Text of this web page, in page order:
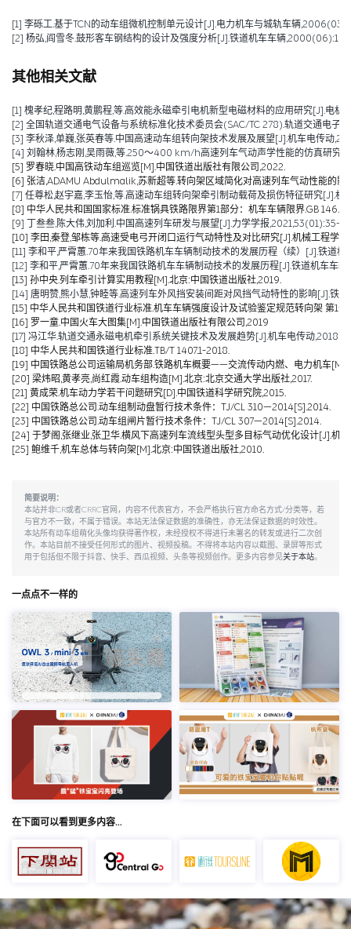
[1] 李砾工.基于TCN的动车组微机控制单元设计[J].电力机车与城轨车辆
[2] 杨弘,阎雪冬.鼓形客车钢结构的设计及强度分析[J].铁道机车车辆,2000(06):14-
其他相关文献
[1] 槐孝纪,程路明,黄鹏程,等.高效能永磁牵引电机新型电磁材料的应用研究[J].电
[2] 全国轨道交通电气设备与系统标准化技术委员会(SAC/TC 278).轨道交通电
[3] 李秋泽,单巍,张英春等.中国高速动车组转向架技术发展及展望[J].机车电传动
[4] 刘翰林,杨志刚,吴雨薇,等.250～400 km/h高速列车气动声学性能的仿真研究
[5] 罗春晓.中国高铁动车组巡览[M].中国铁道出版社有限公司,2022.
[6] 张洁,ADAMU Abdulmalik,苏新超等.转向架区域简化对高速列车气动性能的
[7] 任尊松,赵宇嘉,李玉怡,等.高速动车组转向架牵引制动载荷及损伤特征研究[J].机
[8] 中华人民共和国国家标准.标准锅具铁路限界第1部分：机车车辆限界.GB
[9] 丁叁叁,陈大伟,刘加利.中国高速列车研发与展望[J].力学学报,2021,53(01):35-
[10] 李田,秦登,邹栋等.高速受电弓开闭口运行气动特性及对比研究[J].机械工程学
[11] 李和平,严霄蕙.70年来我国铁路机车车辆制动技术的发展历程（续）[J].铁道
[12] 李和平,严霄蕙.70年来我国铁路机车车辆制动技术的发展历程[J].铁道机车车
[13] 孙中央.列车牵引计算实用教程[M].北京:中国铁道出版社,2019.
[14] 唐明赞,熊小慧,钟睦等.高速列车外风挡安装间距对风挡气动特性的影响[J].铁
[15] 中华人民共和国铁道行业标准.机车车辆强度设计及试验鉴定规范转向架 第1
[16] 罗一童.中国火车大图集[M].中国铁道出版社有限公司,2019
[17] 冯江华.轨道交通永磁电机牵引系统关键技术及发展趋势[J].机车电传动
[18] 中华人民共和国铁道行业标准.TB/T 1407.1-2018.
[19] 中国铁路总公司运输局机务部.铁路机车概要——交流传动内燃、电力机车[M].
[20] 梁炜昭,黄孝亮,尚红霞.动车组构造[M].北京:北京交通大学出版社,2017.
[21] 黄成荣.机车动力学若干问题研究[D].中国铁道科学研究院,2015.
[22] 中国铁路总公司.动车组制动盘暂行技术条件：TJ/CL 310—2014[S].2014.
[23] 中国铁路总公司.动车组闸片暂行技术条件：TJ/CL 307—2014[S].2014.
[24] 于梦阁,张继业,张卫华.横风下高速列车流线型头型多目标气动优化设计[J].机
[25] 鲍维千,机车总体与转向架[M].北京:中国铁道出版社,2010.
简要说明：
本站并非CR或者CRRC官网，内容不代表官方，不会严格执行官方命名方式/分类等，若
与官方不一致，不属于错误。本站无法保证数据的准确性，亦无法保证数据的时效性。
本站所有动车组萌化头像均获得著作权，未经授权不得进行未署名的转发或进行二次创
作。本站目前不接受任何形式的图片、视频投稿。不得将本站内容以截图、录屏等形式
用于包括但不限于抖音、快手、西瓜视频、头条等视频创作。更多内容参见关于本站。
一点点不一样的
在下面可以看到更多内容…